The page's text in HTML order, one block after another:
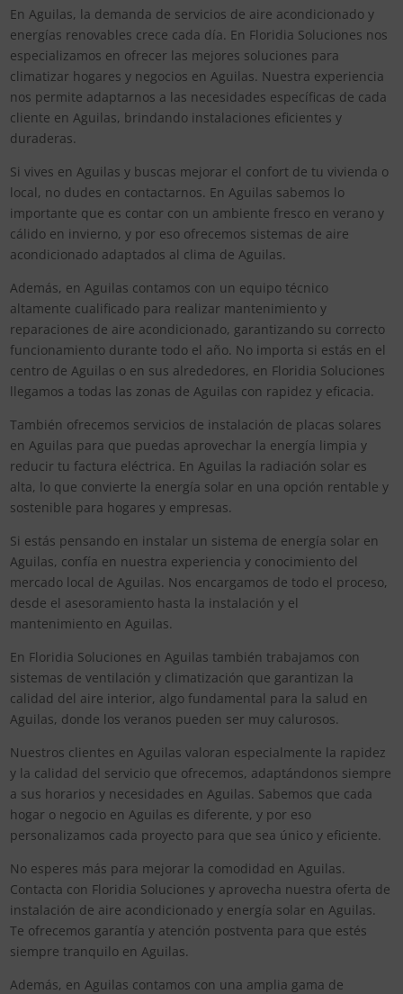
En Aguilas, la demanda de servicios de aire acondicionado y
energías renovables crece cada día. En Floridia Soluciones nos
especializamos en ofrecer las mejores soluciones para
climatizar hogares y negocios en Aguilas. Nuestra experiencia
nos permite adaptarnos a las necesidades específicas de cada
cliente en Aguilas, brindando instalaciones eficientes y
duraderas.
Si vives en Aguilas y buscas mejorar el confort de tu vivienda o
local, no dudes en contactarnos. En Aguilas sabemos lo
importante que es contar con un ambiente fresco en verano y
cálido en invierno, y por eso ofrecemos sistemas de aire
acondicionado adaptados al clima de Aguilas.
Además, en Aguilas contamos con un equipo técnico
altamente cualificado para realizar mantenimiento y
reparaciones de aire acondicionado, garantizando su correcto
funcionamiento durante todo el año. No importa si estás en el
centro de Aguilas o en sus alrededores, en Floridia Soluciones
llegamos a todas las zonas de Aguilas con rapidez y eficacia.
También ofrecemos servicios de instalación de placas solares
en Aguilas para que puedas aprovechar la energía limpia y
reducir tu factura eléctrica. En Aguilas la radiación solar es
alta, lo que convierte la energía solar en una opción rentable y
sostenible para hogares y empresas.
Si estás pensando en instalar un sistema de energía solar en
Aguilas, confía en nuestra experiencia y conocimiento del
mercado local de Aguilas. Nos encargamos de todo el proceso,
desde el asesoramiento hasta la instalación y el
mantenimiento en Aguilas.
En Floridia Soluciones en Aguilas también trabajamos con
sistemas de ventilación y climatización que garantizan la
calidad del aire interior, algo fundamental para la salud en
Aguilas, donde los veranos pueden ser muy calurosos.
Nuestros clientes en Aguilas valoran especialmente la rapidez
y la calidad del servicio que ofrecemos, adaptándonos siempre
a sus horarios y necesidades en Aguilas. Sabemos que cada
hogar o negocio en Aguilas es diferente, y por eso
personalizamos cada proyecto para que sea único y eficiente.
No esperes más para mejorar la comodidad en Aguilas.
Contacta con Floridia Soluciones y aprovecha nuestra oferta de
instalación de aire acondicionado y energía solar en Aguilas.
Te ofrecemos garantía y atención postventa para que estés
siempre tranquilo en Aguilas.
Además, en Aguilas contamos con una amplia gama de